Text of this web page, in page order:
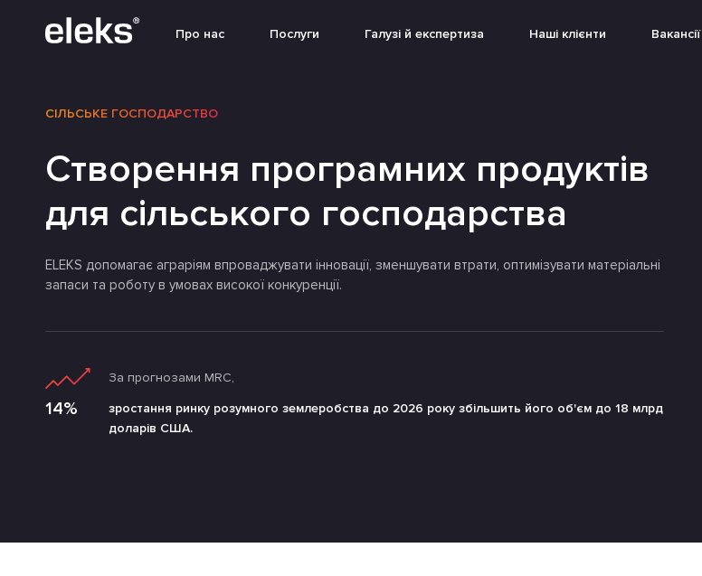
Про нас Послуги Галузі й експертиза Наші клієнти Вакансії
СІЛЬСЬКЕ ГОСПОДАРСТВО
Створення програмних продуктів
для сільського господарства
ELEKS допомагає аграріям впроваджувати інновації, зменшувати втрати, оптимізувати матеріальні
запаси та роботу в умовах високої конкуренції.
14%
За прогнозами MRC,
зростання ринку розумного землеробства до 2026 року збільшить його об'єм до 18 млрд
доларів США.